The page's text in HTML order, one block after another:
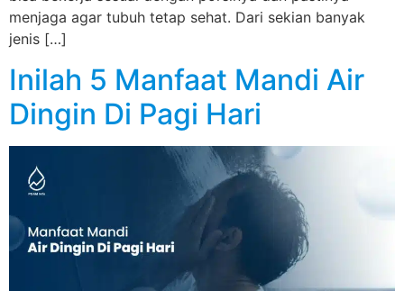
menjaga agar tubuh tetap sehat. Dari sekian banyak
jenis […]
Inilah 5 Manfaat Mandi Air
Dingin Di Pagi Hari